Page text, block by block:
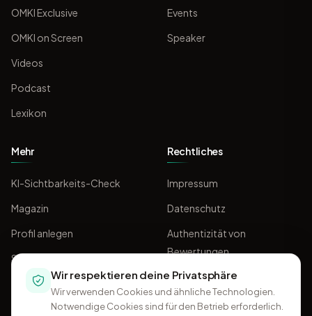
OMKI Exclusive
OMKI on Screen
Videos
Podcast
Lexikon
Events
Speaker
Mehr
KI-Sichtbarkeits-Check
Magazin
Profil anlegen
Sponsoring
Rechtliches
Impressum
Datenschutz
Authentizität von
Bewertungen
AGB
Wir respektieren deine Privatsphäre
Wir verwenden Cookies und ähnliche Technologien.
Notwendige Cookies sind für den Betrieb erforderlich.